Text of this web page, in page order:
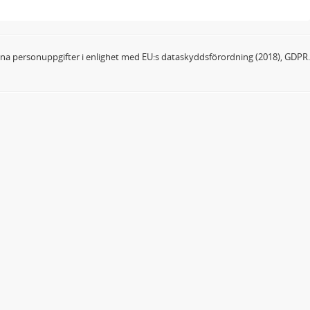
personuppgifter i enlighet med EU:s dataskyddsförordning (2018), GDPR.